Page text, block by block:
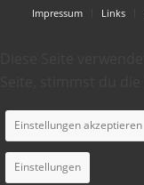
Impressum
Links
Einstellungen akzeptieren
Einstellungen